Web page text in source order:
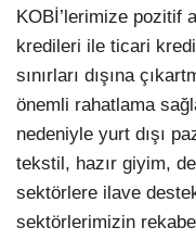
KOBİ’lerimize pozitif
kredileri ile ticari
sınırları dışına
önemli rahatlama
nedeniyle yurt dışı
tekstil, hazır giyim,
sektörlere ilave
sektörlerimizin